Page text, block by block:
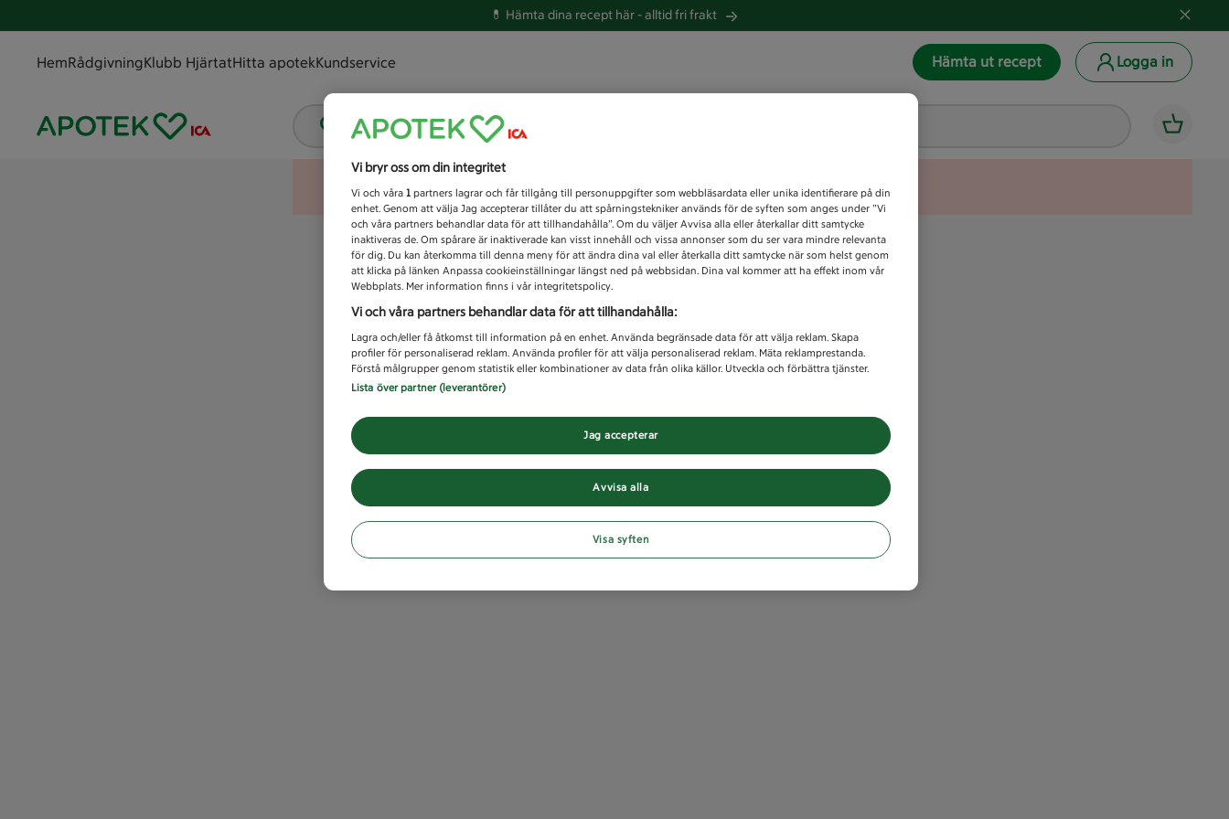
💊 Hämta dina recept här -alltid fri frakt
HemRådgivningKlubb HjärtatHitta apotekKundservice Hämta ut recept Logga in
Vad letar du efter idag?
Unknown error
Vi bryr oss om din integritet
Vi och våra 1 partners lagrar och får tillgång till personuppgifter som webbläsardata eller unika identifierare på din
enhet. Genom att välja Jag accepterar tillåter du att spårningstekniker används för de syften som anges under ”Vi
och våra partners behandlar data för att tillhandahålla”. Om du väljer Avvisa alla eller återkallar ditt samtycke
inaktiveras de. Om spårare är inaktiverade kan visst innehåll och vissa annonser som du ser vara mindre relevanta
för dig. Du kan återkomma till denna meny för att ändra dina val eller återkalla ditt samtycke när som helst genom
att klicka på länken Anpassa cookieinställningar längst ned på webbsidan. Dina val kommer att ha effekt inom vår
Webbplats. Mer information finns i vår integritetspolicy.
Vi och våra partners behandlar data för att tillhandahålla:
Lagra och/eller få åtkomst till information på en enhet. Använda begränsade data för att välja reklam. Skapa
profiler för personaliserad reklam. Använda profiler för att välja personaliserad reklam. Mäta reklamprestanda.
Förstå målgrupper genom statistik eller kombinationer av data från olika källor. Utveckla och förbättra tjänster.
Lista över partner (leverantörer)
Avvisa alla
Jag accepterar
Visa syften